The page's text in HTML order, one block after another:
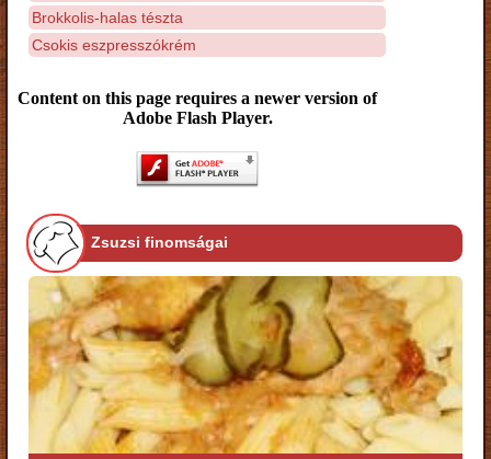
Brokkolis-halas tészta
Csokis eszpresszókrém
Content on this page requires a newer version of
Adobe Flash Player.
Zsuzsi finomságai